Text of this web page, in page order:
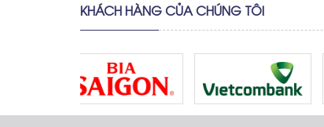
KHÁCH HÀNG CỦA CHÚNG TÔI